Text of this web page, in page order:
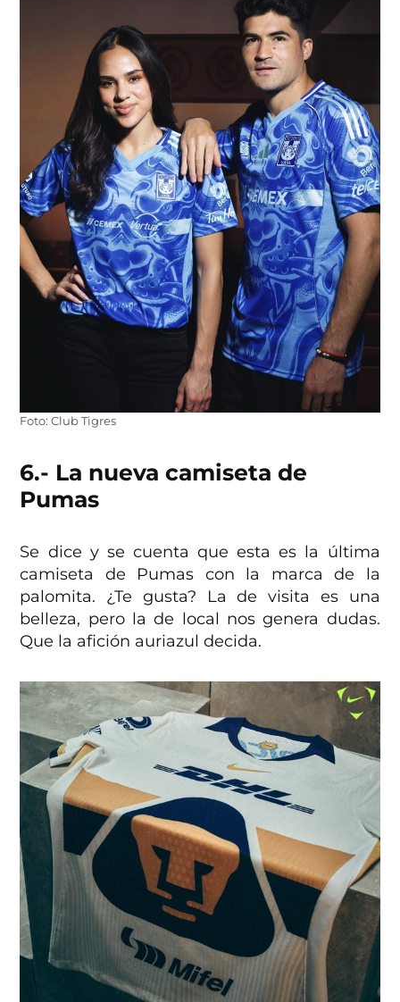
Foto: Club Tigres
6.- La nueva camiseta de
Pumas
Se dice y se cuenta que esta es la última
camiseta de Pumas con la marca de la
palomita. ¿Te gusta? La de visita es una
belleza, pero la de local nos genera dudas.
Que la afición auriazul decida.